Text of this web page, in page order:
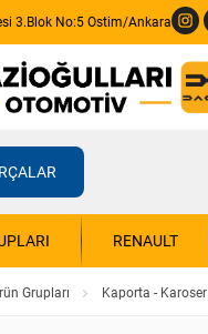
3.Blok No:5 Ostim/Ankara
RENAULT
Grupları Kaporta - Karoser